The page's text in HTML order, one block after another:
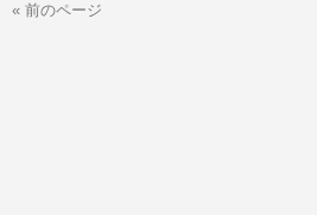
« 前のページ